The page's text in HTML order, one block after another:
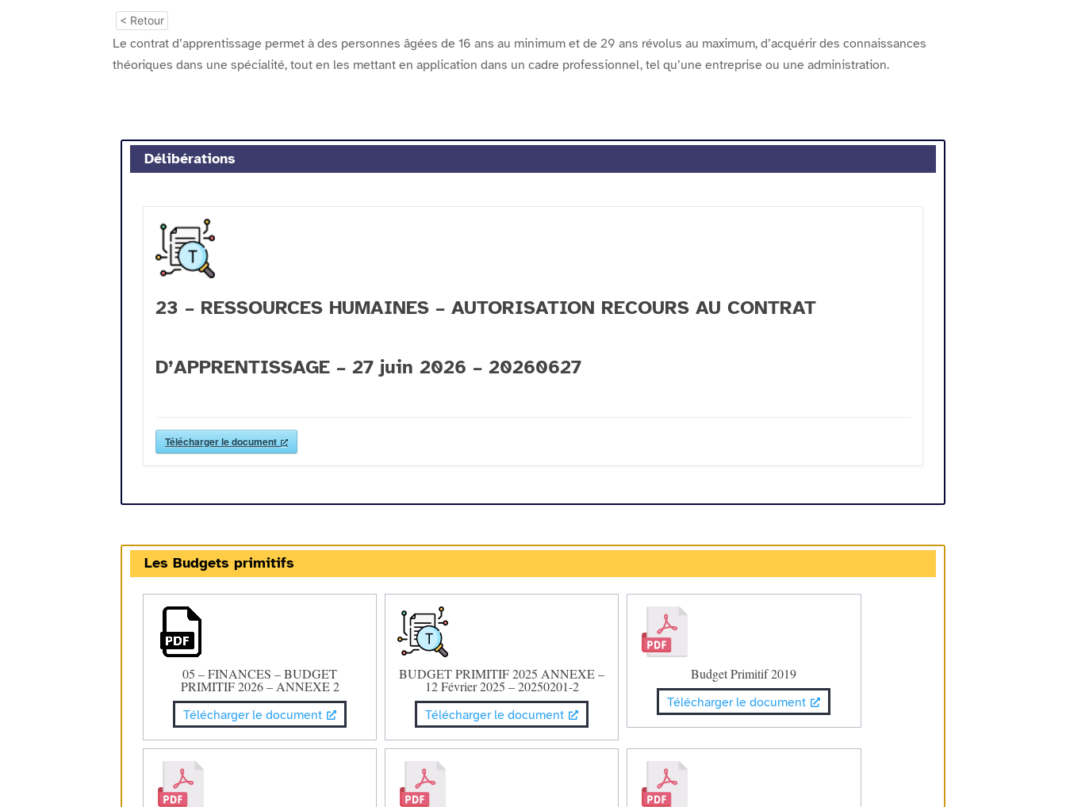
< Retour
Le contrat d’apprentissage permet à des personnes âgées de 16 ans au minimum et de 29 ans révolus au maximum, d’acquérir des connaissances
théoriques dans une spécialité, tout en les mettant en application dans un cadre professionnel, tel qu’une entreprise ou une administration.
Délibérations
23 – RESSOURCES HUMAINES – AUTORISATION RECOURS AU CONTRAT
D’APPRENTISSAGE – 27 juin 2026 – 20260627
Télécharger le document
Les Budgets primitifs
05 – FINANCES – BUDGET
PRIMITIF 2026 – ANNEXE 2
Télécharger le document
BUDGET PRIMITIF 2025 ANNEXE –
12 Février 2025 – 20250201-2
Télécharger le document
Budget Primitif 2019
Télécharger le document